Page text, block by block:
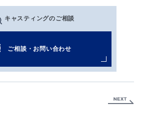
キャスティングのご相談
ご相談・お問い合わせ